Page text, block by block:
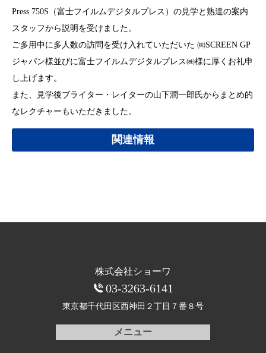
Press 750S（富士フイルムデジタルプレス）の見学と熟達の案内
スタッフから説明を受けました。
ご多用中に多人数の訪問を受け入れていただいた ㈱SCREEN GP
ジャパン様並びに富士フイルムデジタルプレス㈱様に厚くお礼申
し上げます。
また、見学後ブライター・レイターの山下潤一郎氏からまとめ的
なレクチャーもいただきました。
関連情報
株式会社ショーワ
03-3263-6141
東京都千代田区西神田 ２丁目７番８号
メニュー